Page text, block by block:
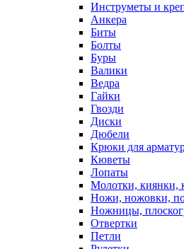
Инструметы и
Анкера
Биты
Болты
Буры
Валики
Ведра
Гайки
Гвозди
Диски
Дюбели
Крюки для
Кюветы
Лопаты
Молотки, киянки,
Ножи, ножовки,
Ножницы,
Отвертки
Петли